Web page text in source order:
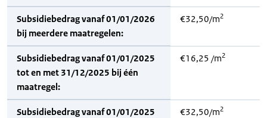
Subsidiebedrag vanaf 01/01/2026
bij meerdere maatregelen:
€32,50/m2
Subsidiebedrag vanaf 01/01/2025
tot en met 31/12/2025 bij één
maatregel:
€16,25 /m2
Subsidiebedrag vanaf 01/01/2025
€32,50/m2